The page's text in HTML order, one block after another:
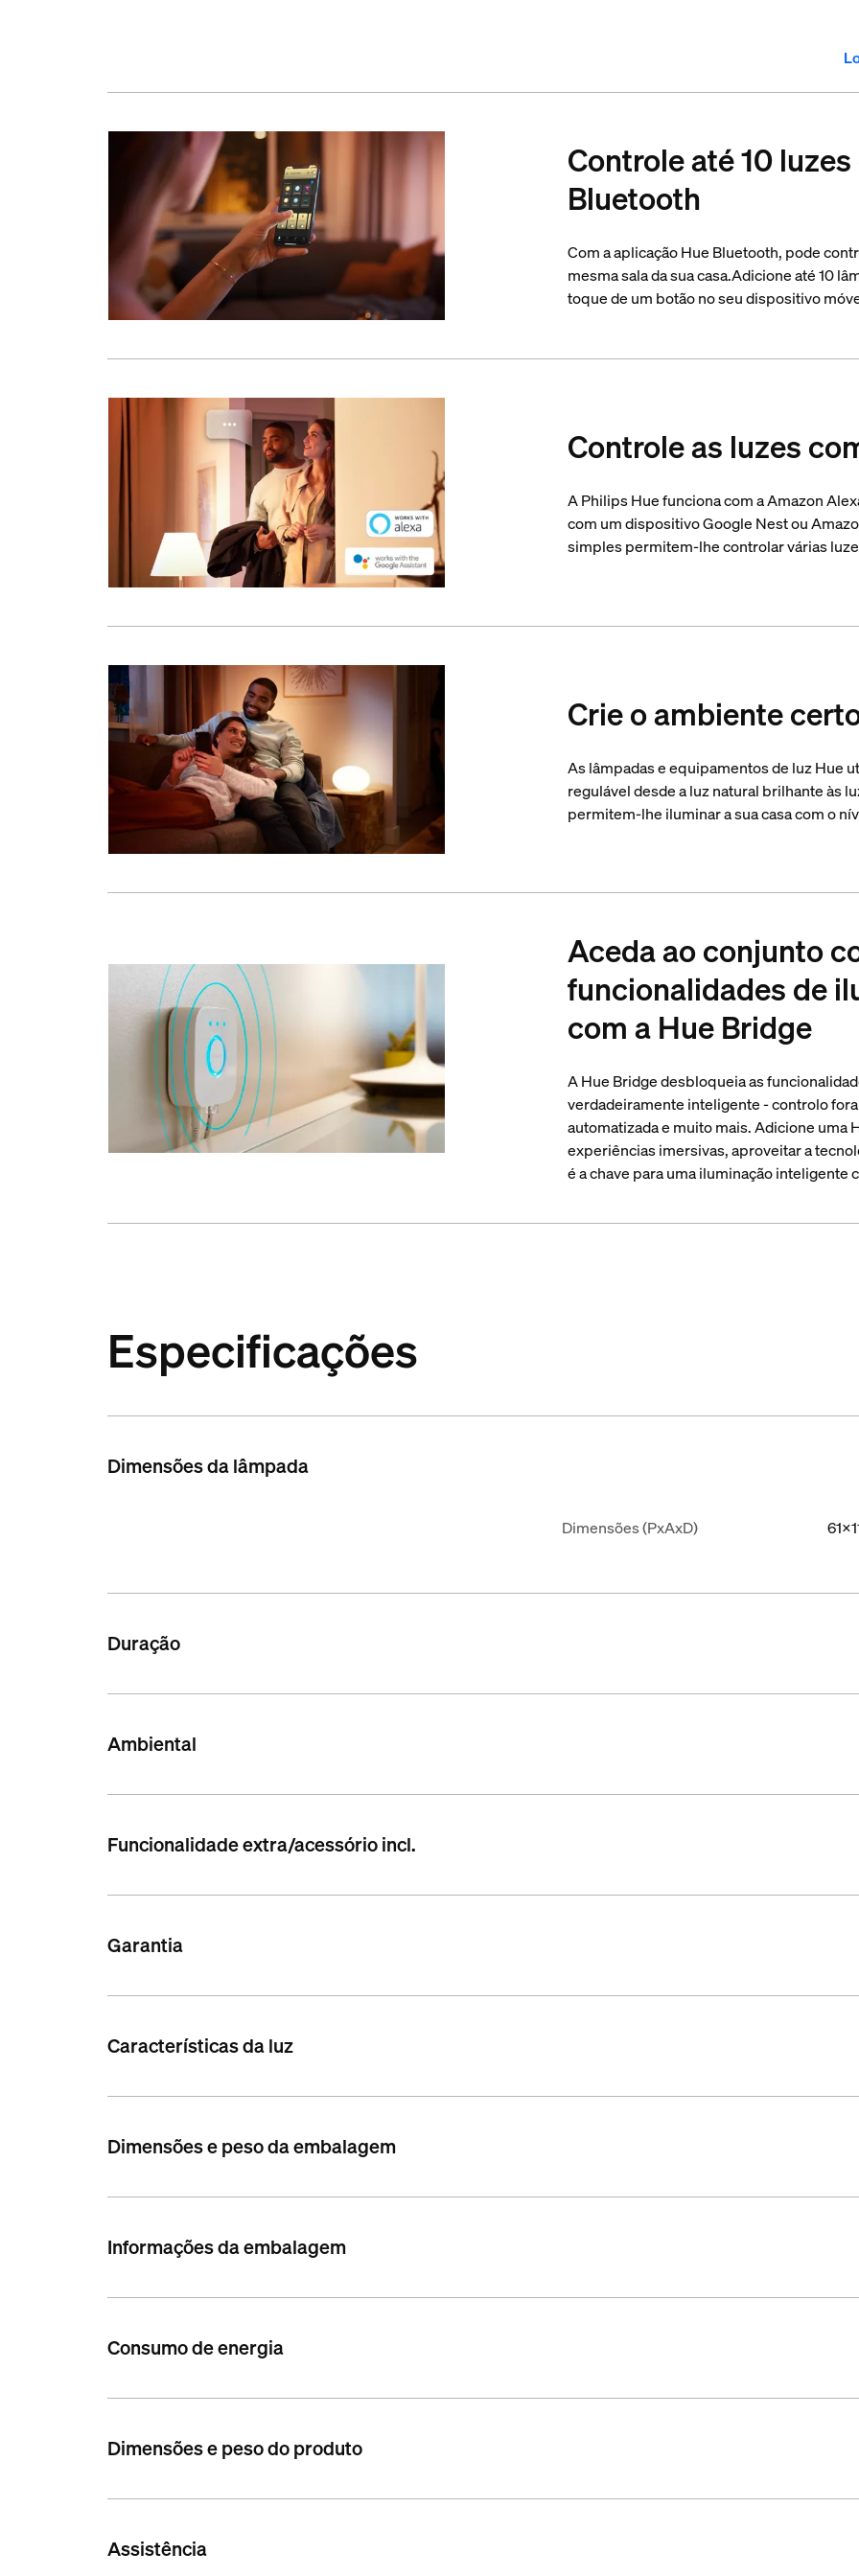
Controle até 10
Bluetooth
Com a aplicação Hue Bluetooth, pode
mesma sala da sua casa.Adicione até 10
toque de um botão no seu dispositivo
Controle as luzes
A Philips Hue funciona com a Amazon
com um dispositivo Google Nest ou
simples permitem-lhe controlar várias
Crie o ambiente
As lâmpadas e equipamentos de luz Hue
regulável desde a luz natural brilhante às
permitem-lhe iluminar a sua casa com o
Aceda ao conjunto
funcionalidades de
com a Hue Bridge
A Hue Bridge desbloqueia as
verdadeiramente inteligente - controlo
automatizada e muito mais. Adicione uma
experiências imersivas, aproveitar a
é a chave para uma iluminação inteligente
Especificações
Dimensões da lâmpada
Dimensões (PxAxD)
Duração
Ambiental
Funcionalidade extra/acessório incl.
Garantia
Características da luz
Dimensões e peso da embalagem
Informações da embalagem
Consumo de energia
Dimensões e peso do produto
Assistência